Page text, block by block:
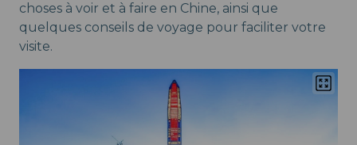
choses à voir et à faire en Chine, ainsi que
quelques conseils de voyage pour faciliter votre
visite.